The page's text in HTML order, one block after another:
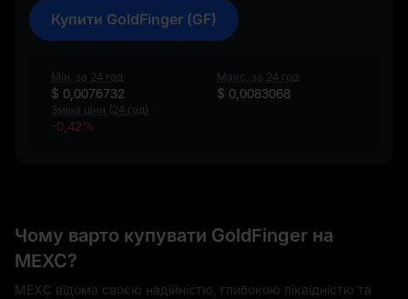
Купити GoldFinger (GF)
Мін. за 24 год
$ 0,0076732
Макс. за 24 год
$ 0,0083068
Зміна ціни (24 год)
-0,42%
Чому варто купувати GoldFinger на
MEXC?
MEXC відома своєю надійністю, глибокою ліквідністю та